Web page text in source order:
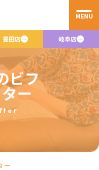
MENU
豊田店 岐阜店
ビフ
ー
ー